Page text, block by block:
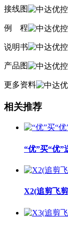
接线图
例 程
说明书
产品图
更多资料
相关推荐
“优”买“优”
X2(追剪飞